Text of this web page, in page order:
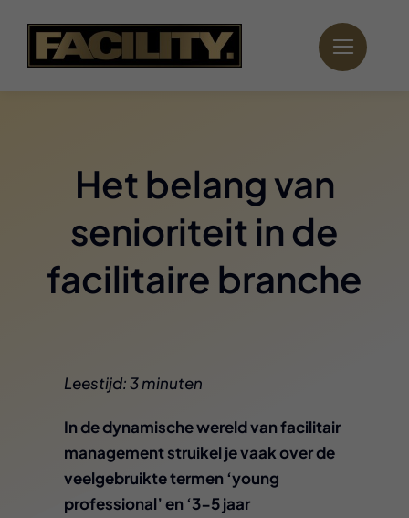
inhoud
Het belang van
senioriteit in de
facilitaire branche
Leestijd: 3 minuten
In de dynamische wereld van facilitair
management struikel je vaak over de
veelgebruikte termen ‘young
professional’ en ‘3-5 jaar